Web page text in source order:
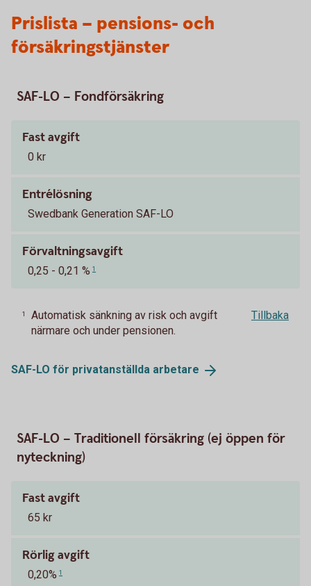
Prislista – pensions- och
försäkringstjänster
SAF-LO – Fondförsäkring
Fast avgift
0 kr
Entrélösning
Swedbank Generation SAF-LO
Förvaltningsavgift
0,25 - 0,21 % 1
1
Automatisk sänkning av risk och avgift
närmare och under pensionen.
Tillbaka
SAF-LO för privatanställda arbetare
SAF-LO – Traditionell försäkring (ej öppen för
nyteckning)
Fast avgift
65 kr
Rörlig avgift
0,20% 1